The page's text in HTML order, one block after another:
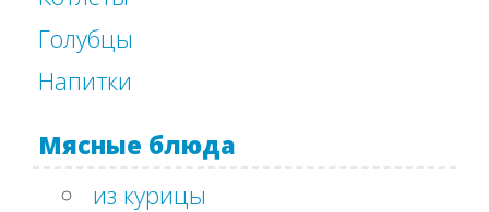
Голубцы
Напитки
Мясные блюда
из курицы